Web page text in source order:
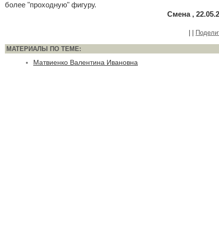
более "проходную" фигуру.
Смена ,
МАТЕРИАЛЫ ПО ТЕМЕ:
Матвиенко Валентина Ивановна